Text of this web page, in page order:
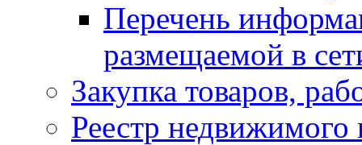
Перечень
размещаемой в
Закупка товаров,
Реестр